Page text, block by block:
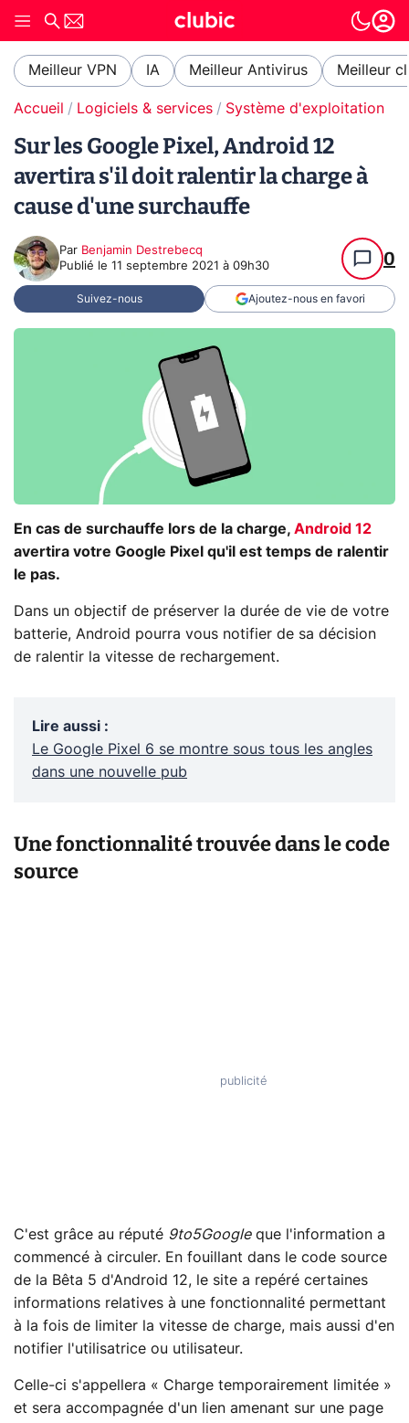
Meilleur VPN IA Meilleur Antivirus Meilleur
Accueil Logiciels & services Système d'exploitation
Sur les Google Pixel, Android 12
avertira s'il doit ralentir la charge à
cause d'une surchauffe
Par Benjamin Destrebecq
Publié le 11 septembre 2021 à 09h30 0
Suivez-nous Ajoutez-nous en favori
En cas de surchauffe lors de la charge, Android 12
avertira votre Google Pixel qu'il est temps de ralentir
le pas.
Dans un objectif de préserver la durée de vie de votre
batterie, Android pourra vous notifier de sa décision
de ralentir la vitesse de rechargement.
Lire aussi :
Le Google Pixel 6 se montre sous tous les angles
dans une nouvelle pub
Une fonctionnalité trouvée dans le code
source
C'est grâce au réputé 9to5Googleque l'information a
commencé à circuler. En fouillant dans le code source
de la Bêta 5 d'Android 12, le site a repéré certaines
informations relatives à une fonctionnalité permettant
à la fois de limiter la vitesse de charge, mais aussi d'en
notifier l'utilisatrice ou utilisateur.
Celle-ci s'appellera « Charge temporairement limitée »
et sera accompagnée d'un lien amenant sur une page